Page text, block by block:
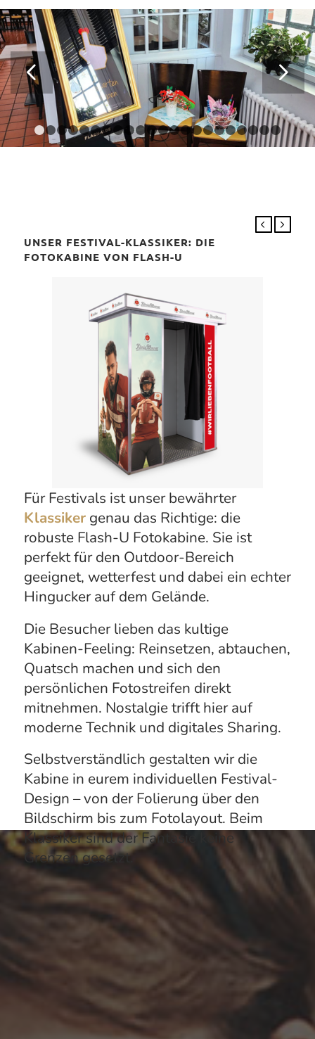
Weiter
1 2 3 4 5 6 7 8 9 101112131415161718
FLEXIBILITÄT PUR: DER DREHBARE
FOTOAUTOMAT FÜR DEIN FESTIVAL
Unser innovativerDrehbarer
Fotoautomatist ein echter
Publikumsmagnet auf jedem Festival.
Sein einzigartiges Design aus zwei
übereinander stehenden, rot lackierten
Stahlfässern und einem leuchtenden
Besondere: Die Fotobox lässt sich um
355° drehen, sodass deine Gäste den
Hintergrund ihrer Fotos individuell
wählen können – ideal für
abwechslungsreiche und kreative
Aufnahmen.